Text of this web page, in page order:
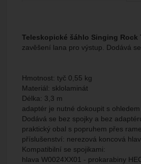
Zobrazit
Marketingové cookies
vhodné obsahy nebo reklamy
Teleskopické šáhlo Singing Rock
zavěšení lana pro výstup. Dodává
Hmotnost: tyč 0,55 kg
Materiál: sklolaminát
Délka: 3,3 m
adaptér je nutné dokoupit s
Dodává se bez spojky a bez
praktický obal s popruhem přes
příslušenství: nerezová koncová
Kompatibilní se spojikami:
hlava W0024XX01 - prokarabiny